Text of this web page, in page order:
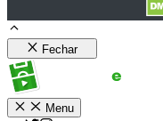
Fechar
Menu